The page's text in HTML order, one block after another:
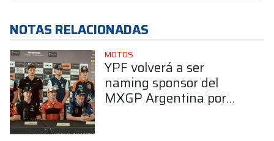
NOTAS RELACIONADAS
MOTOS
YPF volverá a ser
naming sponsor del
MXGP Argentina por